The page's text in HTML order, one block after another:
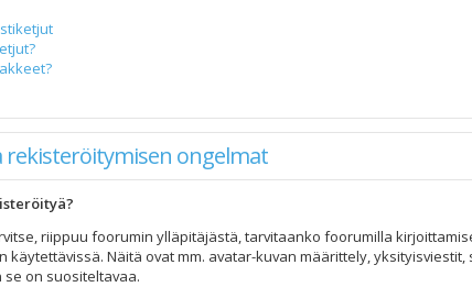
rekisteröitymisen ongelmat
riippuu foorumin ylläpitäjästä, tarvitaanko foorumilla
käytettävissä. Näitä ovat mm. avatar-kuvan määrittely,
on suositeltavaa.